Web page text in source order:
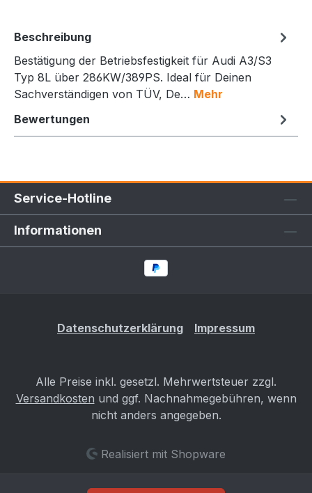
Beschreibung
Bestätigung der Betriebsfestigkeit für Audi A3/S3
Typ 8L über 286KW/389PS. Ideal für Deinen
Sachverständigen von TÜV, De… Mehr
Bewertungen
Service-Hotline
Informationen
Datenschutzerklärung Impressum
Alle Preise inkl. gesetzl. Mehrwertsteuer zzgl.
Versandkosten und ggf. Nachnahmegebühren, wenn
nicht anders angegeben.
Realisiert mit Shopware